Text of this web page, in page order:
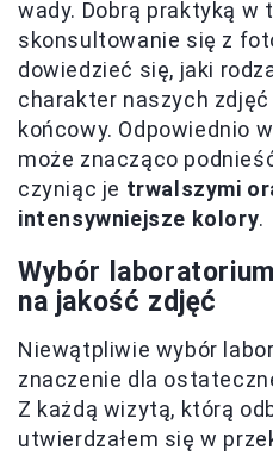
wady. Dobrą praktyką w
skonsultowanie się z
dowiedzieć się, jaki
charakter naszych
końcowy. Odpowiednio
może znacząco
czyniąc je trwalszymi
intensywniejsze kolory.
Wybór
na jakość zdjęć
Niewątpliwie wybór
znaczenie dla
Z każdą wizytą, którą
utwierdzałem się w